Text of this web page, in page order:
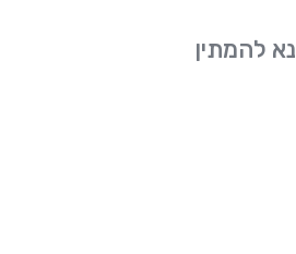
נא להמתין